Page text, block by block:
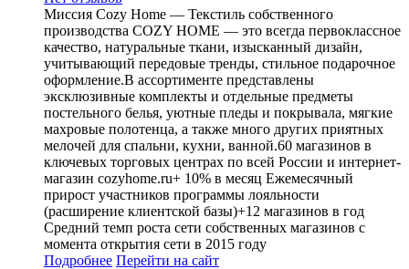
Миссия Cozy Home — Текстиль собственного
производства COZY HOME — это всегда первоклассное
качество, натуральные ткани, изысканный дизайн,
учитывающий передовые тренды, стильное подарочное
оформление.В ассортименте представлены
эксклюзивные комплекты и отдельные предметы
постельного белья, уютные пледы и покрывала, мягкие
махровые полотенца, а также много других приятных
мелочей для спальни, кухни, ванной.60 магазинов в
ключевых торговых центрах по всей России и интернет-
магазин cozyhome.ru+ 10% в месяц Ежемесячный
прирост участников программы лояльности
(расширение клиентской базы)+12 магазинов в год
Средний темп роста сети собственных магазинов с
момента открытия сети в 2015 году
Подробнее Перейти на сайт